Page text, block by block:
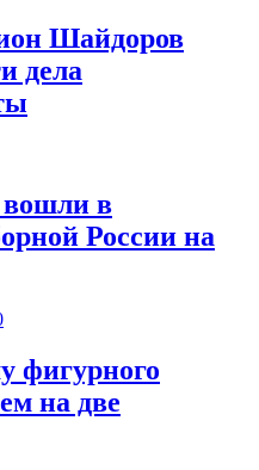
Шайдоров
дела
вошли в
России на
фигурного
на две